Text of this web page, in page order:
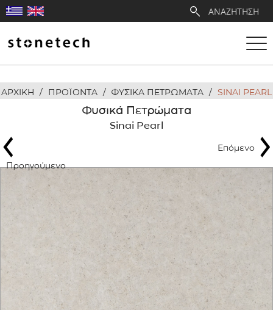
Η ΕΤΑΙΡΕΙΑ
ΛΑΤΟΜΕΙΑ
ΑΝΤΙΠΡΟΣΩΠΕΙΕΣ
ΠΡΟΪΟΝΤΑ
ΕΡΓΑ
ΕΦΑΡΜΟΓΕΣ
ΑΡΧΙΚΗ / ΠΡΟΪΟΝΤΑ / ΦΥΣΙΚΑ ΠΕΤΡΩΜΑΤΑ / SINAI PEARL
Φυσικά Πετρώματα
Sinai Pearl
Προηγούμενο
Επόμενο